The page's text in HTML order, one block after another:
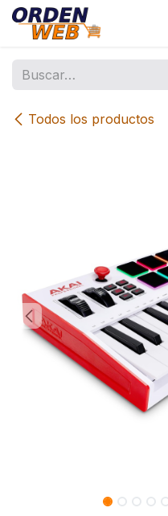
Ir al contenido
Todos los productos